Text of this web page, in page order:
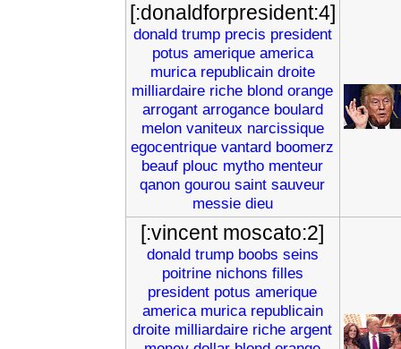
[:donaldforpresident:4]
donald trump precis president
potus amerique america
murica republicain droite
milliardaire riche blond orange
arrogant arrogance boulard
melon vaniteux narcissique
egocentrique vantard boomerz
beauf plouc mytho menteur
qanon gourou saint sauveur
messie dieu
[:vincent moscato:2]
donald trump boobs seins
poitrine nichons filles
president potus amerique
america murica republicain
droite milliardaire riche argent